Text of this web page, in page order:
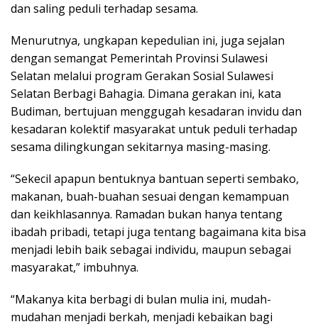
dan saling peduli terhadap sesama.
Menurutnya, ungkapan kepedulian ini, juga sejalan
dengan semangat Pemerintah Provinsi Sulawesi
Selatan melalui program Gerakan Sosial Sulawesi
Selatan Berbagi Bahagia. Dimana gerakan ini, kata
Budiman, bertujuan menggugah kesadaran invidu dan
kesadaran kolektif masyarakat untuk peduli terhadap
sesama dilingkungan sekitarnya masing-masing.
“Sekecil apapun bentuknya bantuan seperti sembako,
makanan, buah-buahan sesuai dengan kemampuan
dan keikhlasannya. Ramadan bukan hanya tentang
ibadah pribadi, tetapi juga tentang bagaimana kita bisa
menjadi lebih baik sebagai individu, maupun sebagai
masyarakat,” imbuhnya.
“Makanya kita berbagi di bulan mulia ini, mudah-
mudahan menjadi berkah, menjadi kebaikan bagi